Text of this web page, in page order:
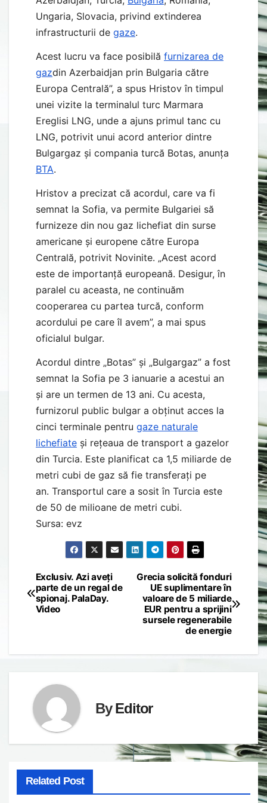
Ungaria, Slovacia, privind extinderea
infrastructurii de gaze.
Acest lucru va face posibilă furnizarea de
gazdin Azerbaidjan prin Bulgaria către
Europa Centrală”, a spus Hristov în timpul
unei vizite la terminalul turc Marmara
Ereglisi LNG, unde a ajuns primul tanc cu
LNG, potrivit unui acord anterior dintre
Bulgargaz și compania turcă Botas, anunța
BTA.
Hristov a precizat că acordul, care va fi
semnat la Sofia, va permite Bulgariei să
furnizeze din nou gaz lichefiat din surse
americane și europene către Europa
Centrală, potrivit Novinite. „Acest acord
este de importanță europeană. Desigur, în
paralel cu aceasta, ne continuăm
cooperarea cu partea turcă, conform
acordului pe care îl avem”, a mai spus
oficialul bulgar.
Acordul dintre „Botas” și „Bulgargaz” a fost
semnat la Sofia pe 3 ianuarie a acestui an
și are un termen de 13 ani. Cu acesta,
furnizorul public bulgar a obținut acces la
cinci terminale pentru gaze naturale
lichefiate și rețeaua de transport a gazelor
din Turcia. Este planificat ca 1,5 miliarde de
metri cubi de gaz să fie transferați pe
an. Transportul care a sosit în Turcia este
de 50 de milioane de metri cubi.
Sursa: evz
Post
navigation
Grecia solicită fonduri
UE suplimentare în
valoare de 5 miliarde
EUR pentru a sprijini
sursele regenerabile
de energie
Exclusiv. Azi aveți
parte de un regal de
spionaj. PalaDay.
Video
ByEditor
Related Post